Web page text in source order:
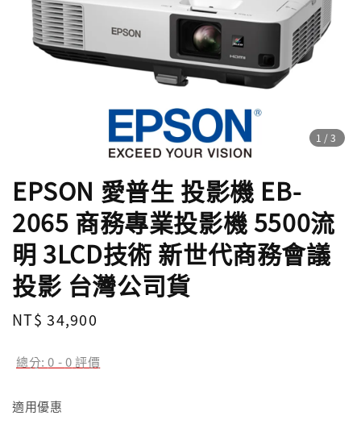
1 /3
EPSON 愛普生 投影機 EB-
2065 商務專業投影機 5500流
明 3LCD技術 新世代商務會議
投影 台灣公司貨
Regular
NT$ 34,900
總分:0 -0評價
適用優惠